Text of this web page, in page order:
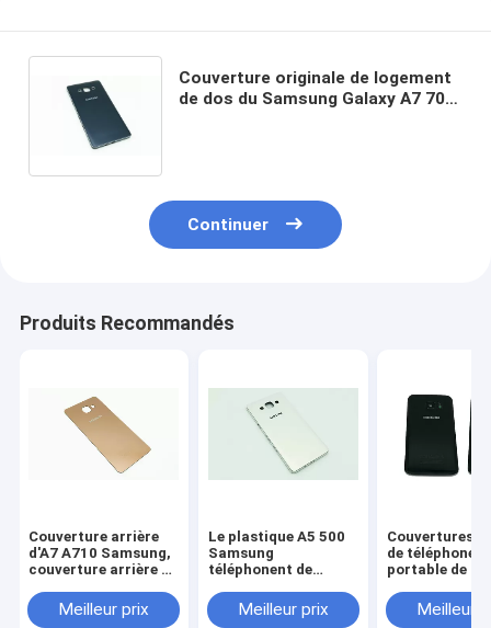
Couverture originale de logement
de dos du Samsung Galaxy A7 700
Continuer
Produits Recommandés
Couverture arrière
d'A7 A710 Samsung,
couverture arrière de
la catégorie D.C.A.
Meilleur prix
Le plastique A5 500
Samsung
téléphonent de
arrière de batterie en
verre de porte de
Meilleur prix
Couvertures
de téléphone
portable de
A7 de
arrière d'A700
Meilleur